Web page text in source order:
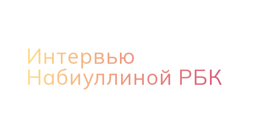
Интервью
Набиуллиной РБК